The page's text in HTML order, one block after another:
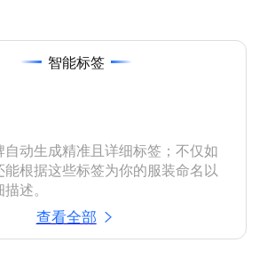
智能标签
自动生成精准且详细标签；不仅如
能根据这些标签为你的服装命名以
述。
查看全部